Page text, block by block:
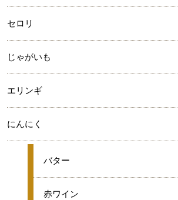
セロリ
じゃがいも
エリンギ
にんにく
★
バター
★
赤ワイン